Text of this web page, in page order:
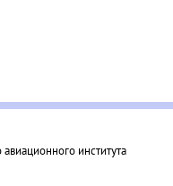
института